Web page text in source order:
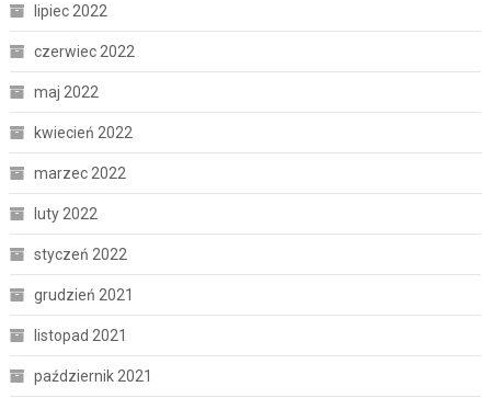
lipiec 2022
czerwiec 2022
maj 2022
kwiecień 2022
marzec 2022
luty 2022
styczeń 2022
grudzień 2021
listopad 2021
październik 2021